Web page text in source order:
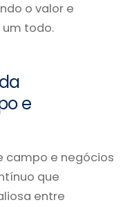
o valor e
todo.
e
campo e negócios
que
entre